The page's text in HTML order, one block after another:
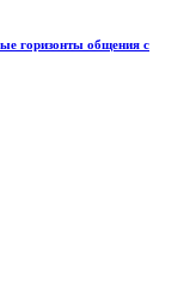
горизонты общения с